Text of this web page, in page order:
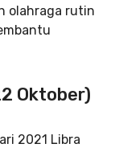
olahraga rutin
Oktober)